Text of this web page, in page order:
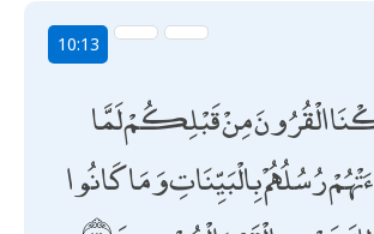
10:13
الْقُرُونَ مِنْ قَبْلِكُمْ لَمَّا
رُسُلُهُمْ بِالْبَيِّنَاتِ وَمَا كَانُوا